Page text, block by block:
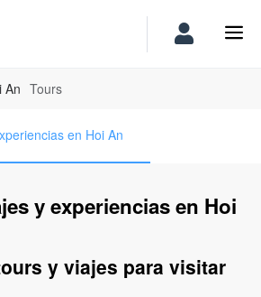
An Tours
en Hoi An
y experiencias en Hoi
y viajes para visitar